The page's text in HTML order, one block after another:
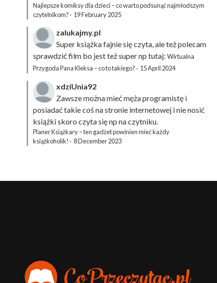
Najlepsze komiksy dla dzieci – co warto podsunąć najmłodszym
czytelnikom? · 19 February 2025
zalukajmy.pl
Super książka fajnie się czyta, ale też polecam
sprawdzić film bo jest też super np tutaj: Wirtualna
Przygoda Pana Kleksa – co to takiego? · 15 April 2024
xdziUnia92
Zawsze można mieć męża programistę i
posiadać takie coś na stronie internetowej i nie nosić
książki skoro czyta się np na czytniku.
Planer Książkary – ten gadżet powinien mieć każdy
książkoholik! · 8 December 2023